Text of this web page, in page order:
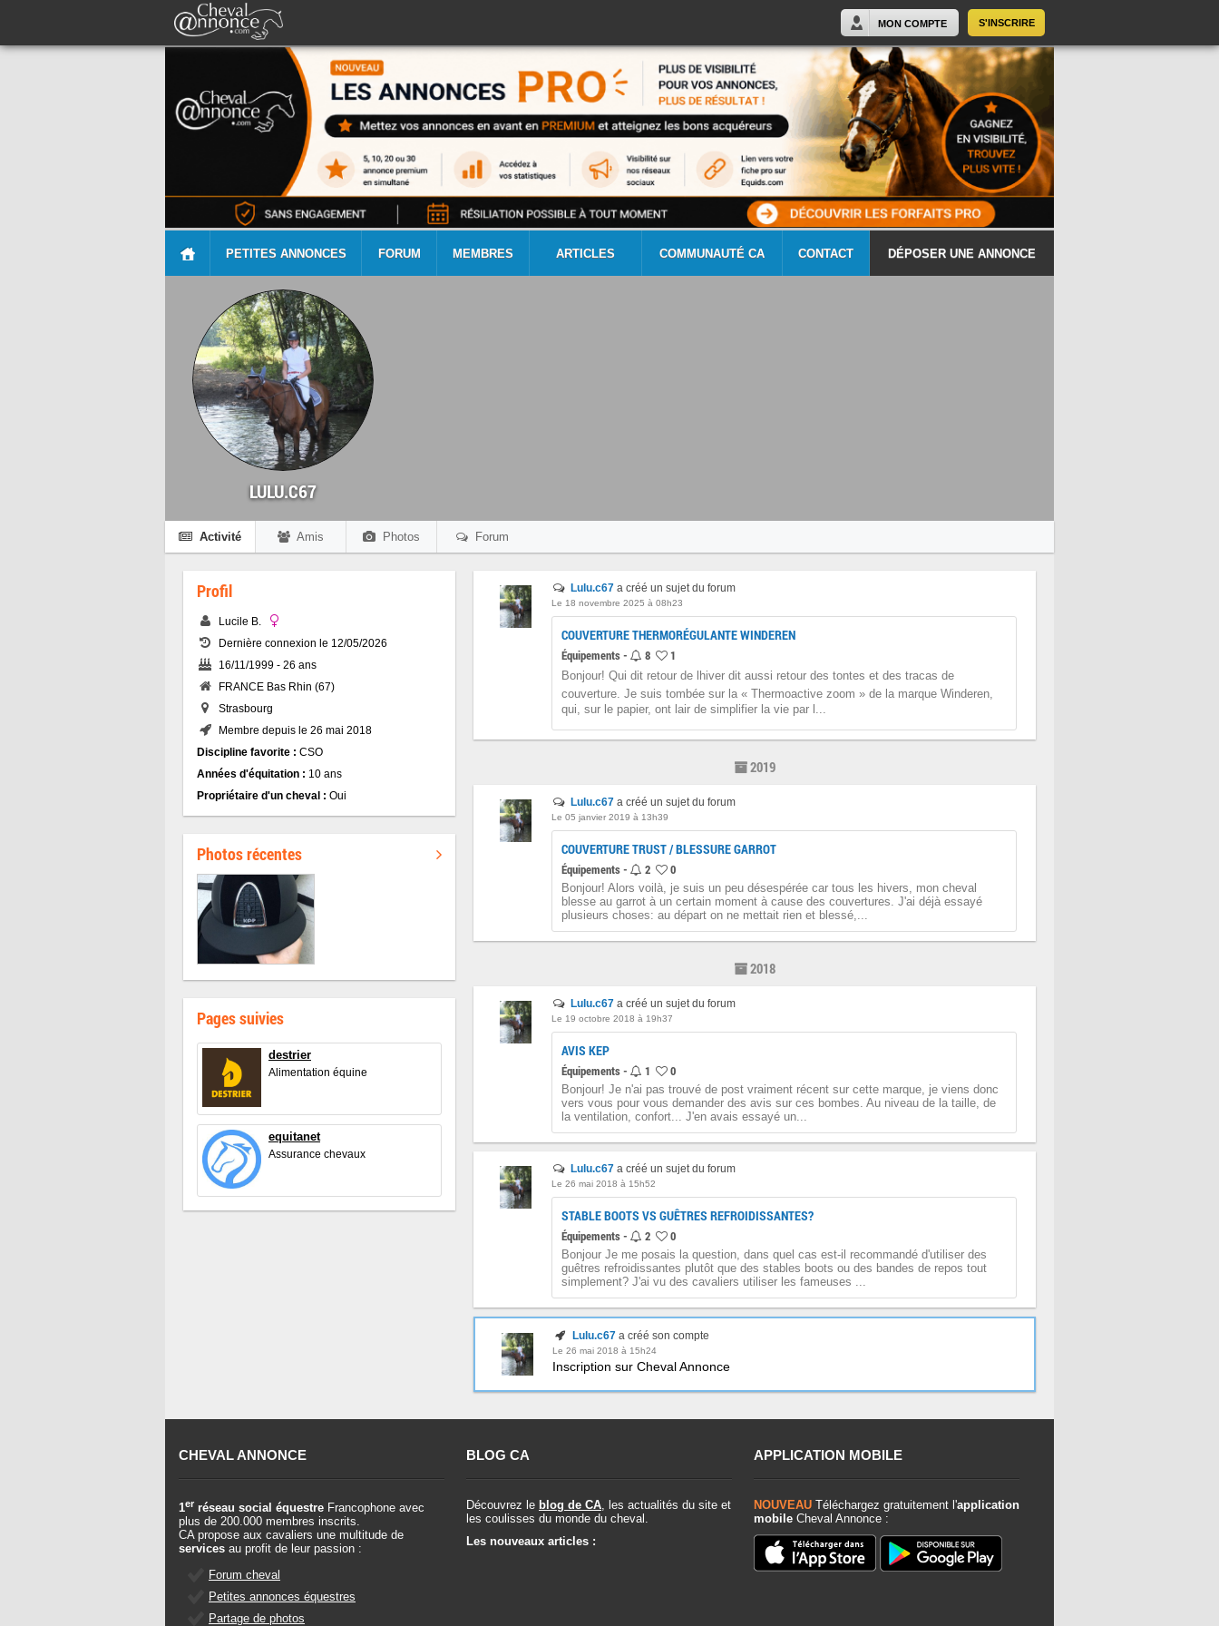
S'INSCRIRE
MON COMPTE
PETITES ANNONCES FORUM MEMBRES ARTICLES COMMUNAUTÉ CA CONTACT DÉPOSER UNE ANNONCE
LULU.C67
Activité Amis Photos Forum
Profil
Lucile B.
Dernière connexion le 12/05/2026
16/11/1999 - 26 ans
FRANCE Bas Rhin (67)
Strasbourg
Membre depuis le 26 mai 2018
Discipline favorite : CSO
Années d'équitation : 10 ans
Propriétaire d'un cheval : Oui
Photos récentes
Pages suivies
destrier
Alimentation équine
equitanet
Assurance chevaux
Lulu.c67 a créé un sujet du forum
Le 18 novembre 2025 à 08h23
COUVERTURE THERMORÉGULANTE WINDEREN
Équipements - 8 1
Bonjour! Qui dit retour de lhiver dit aussi retour des tontes et des tracas de
couverture. Je suis tombée sur la « Thermoactive zoom » de la marque Winderen,
qui, sur le papier, ont lair de simplifier la vie par l...
2019
Lulu.c67 a créé un sujet du forum
Le 05 janvier 2019 à 13h39
COUVERTURE TRUST / BLESSURE GARROT
Équipements - 2 0
Bonjour! Alors voilà, je suis un peu désespérée car tous les hivers, mon cheval
blesse au garrot à un certain moment à cause des couvertures. J'ai déjà essayé
plusieurs choses: au départ on ne mettait rien et blessé,...
2018
Lulu.c67 a créé un sujet du forum
Le 19 octobre 2018 à 19h37
AVIS KEP
Équipements - 1 0
Bonjour! Je n'ai pas trouvé de post vraiment récent sur cette marque, je viens donc
vers vous pour vous demander des avis sur ces bombes. Au niveau de la taille, de
la ventilation, confort... J'en avais essayé un...
Lulu.c67 a créé un sujet du forum
Le 26 mai 2018 à 15h52
STABLE BOOTS VS GUÊTRES REFROIDISSANTES?
Équipements - 2 0
Bonjour Je me posais la question, dans quel cas est-il recommandé d'utiliser des
guêtres refroidissantes plutôt que des stables boots ou des bandes de repos tout
simplement? J'ai vu des cavaliers utiliser les fameuses ...
Lulu.c67a créé son compte
Le 26 mai 2018 à 15h24
Inscription sur Cheval Annonce
CHEVAL ANNONCE
1er réseau social équestre Francophone avec
plus de 200.000 membres inscrits.
CA propose aux cavaliers une multitude de
services au profit de leur passion :
Forum cheval
Petites annonces équestres
Partage de photos
BLOG CA
Découvrez le blog de CA , les actualités du site et
les coulisses du monde du cheval.
Les nouveaux articles :
APPLICATION MOBILE
NOUVEAU Téléchargez gratuitement l'application
mobile Cheval Annonce :